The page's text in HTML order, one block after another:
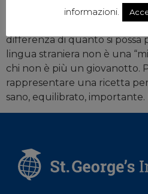
Oggi torniamo sulla
inglese in particolare, ad ogni
differenza di quanto si possa
lingua straniera non è una
chi non è più un giovanotto.
rappresentare una ricetta
sano, equilibrato, importante.
informazioni.